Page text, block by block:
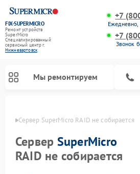
FIX-SUPERMICRO
Ремонт устройств
SuperMicro
Специализированный
cервисный центр г.
Нижневартовск
+7
+7
Звонок
Мы ремонтируем
Сервер SuperMicro RAID не собирается
Сервер SuperMicro
RAID не собирается